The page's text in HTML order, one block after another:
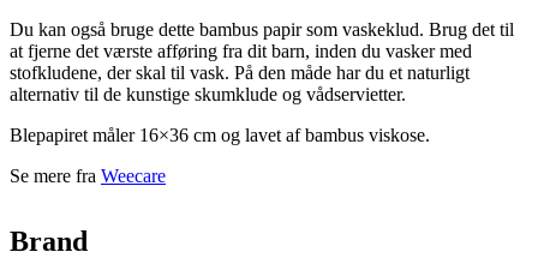
Du kan også bruge dette bambus papir som vaskeklud. Brug det til
at fjerne det værste afføring fra dit barn, inden du vasker med
stofkludene, der skal til vask. På den måde har du et naturligt
alternativ til de kunstige skumklude og vådservietter.
Blepapiret måler 16×36 cm og lavet af bambus viskose.
Se mere fra Weecare
Brand